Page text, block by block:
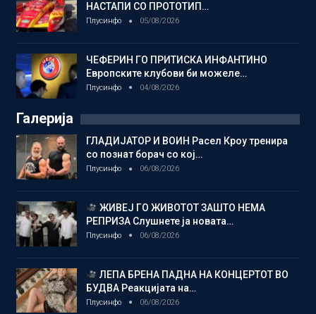
НАСТАПИ СО ПРОТОТИП…
Плусинфо 05/08/2026
ЧЕФЕРИН ГО ПРИТИСКА ИНФАНТИНО
Европските клубови би можеле…
Плусинфо 04/08/2026
Галерија
ГЛАДИЈАТОР И ВОИН Расел Кроу тренира
со познат борач со кој…
Плусинфо 06/08/2026
ЖИВЕЈ ГО ЖИВОТОТ ЗАШТО НЕМА
РЕПРИЗА Слушнете ја новата…
Плусинфо 06/08/2026
ЛЕПА БРЕНА ПАДНА НА КОНЦЕРТОТ ВО
БУДВА Реакцијата на…
Плусинфо 06/08/2026